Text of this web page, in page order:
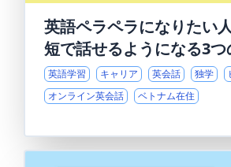
英語ペラペラになりたい
短で話せるようになる3つ
英語学習 キャリア 英会話 独学
オンライン英会話
ベトナム在住